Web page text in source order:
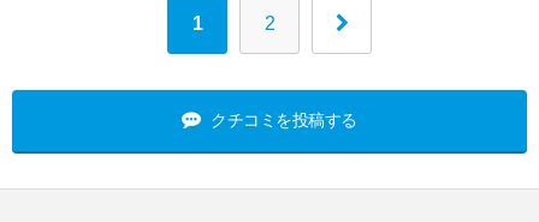
1 2
クチコミを投稿する